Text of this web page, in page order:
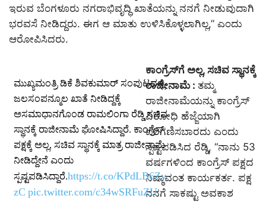
ಇರುವ ಬೆಂಗಳೂರು ನಗರಾಭಿವೃದ್ಧಿ ಖಾತೆಯನ್ನು ನನಗೆ ನೀಡುವುದಾಗಿ
ಭರವಸೆ ನೀಡಿದ್ದರು. ಈಗ ಆ ಮಾತು ಉಳಿಸಿಕೊಳ್ಳಲಾಗಿಲ್ಲ,” ಎಂದು
ಆರೋಪಿಸಿದರು.
ಮುಖ್ಯಮಂತ್ರಿ ಡಿಕೆ ಶಿವಕುಮಾರ್ ಸಂಪುಟದಲ್ಲಿ
ಜಲಸಂಪನ್ಮೂಲ ಖಾತೆ ನೀಡಿದ್ದಕ್ಕೆ
ಅಸಮಾಧಾನಗೊಂಡ ರಾಮಲಿಂಗಾ ರೆಡ್ಡಿ ಸಚಿವ
ಸ್ಥಾನಕ್ಕೆ ರಾಜೀನಾಮೆ ಘೋಷಿಸಿದ್ದಾರೆ. ಕಾಂಗ್ರೆಸ್
ಪಕ್ಷಕ್ಕೆ ಅಲ್ಲ, ಸಚಿವ ಸ್ಥಾನಕ್ಕೆ ಮಾತ್ರ ರಾಜೀನಾಮೆ
ನೀಡಿದ್ದೇನೆ ಎಂದು
ಸ್ಪಷ್ಟಪಡಿಸಿದ್ದಾರೆ.https://t.co/KPdLB6Zv
zC pic.twitter.com/c34wSRFuZU
ಕಾಂಗ್ರೆಸ್‌ಗೆ ಅಲ್ಲ, ಸಚಿವ ಸ್ಥಾನಕ್ಕೆ
ರಾಜೀನಾಮೆ : ತಮ್ಮ
ರಾಜೀನಾಮೆಯನ್ನು ಕಾಂಗ್ರೆಸ್
ವಿರೋಧಿ ಹೆಜ್ಜೆಯಾಗಿ
ಪರಿಗಣಿಸಬಾರದು ಎಂದು
ಸ್ಪಷ್ಟಪಡಿಸಿದ ರೆಡ್ಡಿ, “ನಾನು 53
ವರ್ಷಗಳಿಂದ ಕಾಂಗ್ರೆಸ್ ಪಕ್ಷದ
ನಿಷ್ಠಾವಂತ ಕಾರ್ಯಕರ್ತ. ಪಕ್ಷ
ನನಗೆ ಸಾಕಷ್ಟು ಅವಕಾಶ